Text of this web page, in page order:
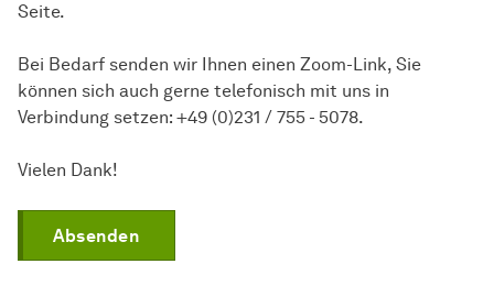
Seite.
Bei Bedarf senden wir Ihnen einen Zoom-Link, Sie
können sich auch gerne telefonisch mit uns in
Verbindung setzen: +49 (0)231 / 755 - 5078.
Vielen Dank!
Absenden